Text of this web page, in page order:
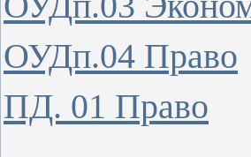
ОУДп.04 Право
ПД. 01 Право